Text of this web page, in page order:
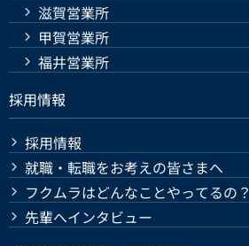
滋賀営業所
甲賀営業所
福井営業所
採用情報
採用情報
就職・転職をお考えの皆さまへ
フクムラはどんなことやってるの？
先輩へインタビュー